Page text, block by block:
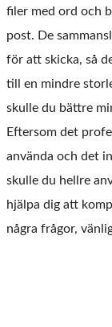
filer med ord och
post. De
för att skicka, så
till en mindre
skulle du bättre
Eftersom det
använda och det
skulle du hellre
hjälpa dig att
några frågor,